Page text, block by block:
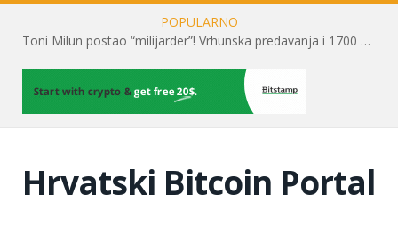
POPULARNO
Toni Milun postao “milijarder”! Vrhunska predavanja i 1700 posjetitelja obilježili su mjesec financijske pismenosti
Hrvatski Bitcoin Portal